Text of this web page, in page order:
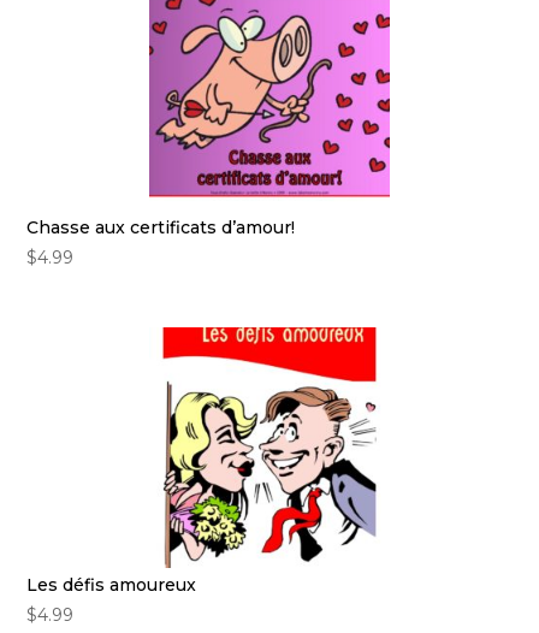
Chasse aux certificats d’amour!
$4.99
Les défis amoureux
$4.99